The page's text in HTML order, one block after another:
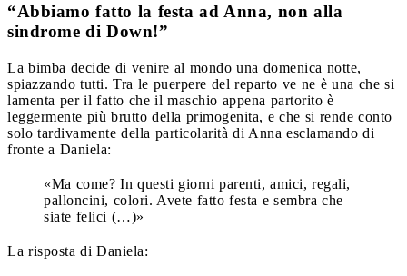
“Abbiamo fatto la festa ad Anna, non alla
sindrome di Down!”
La bimba decide di venire al mondo una domenica notte,
spiazzando tutti. Tra le puerpere del reparto ve ne è una che si
lamenta per il fatto che il maschio appena partorito è
leggermente più brutto della primogenita, e che si rende conto
solo tardivamente della particolarità di Anna esclamando di
fronte a Daniela:
«Ma come? In questi giorni parenti, amici, regali,
palloncini, colori. Avete fatto festa e sembra che
siate felici (…)»
La risposta di Daniela: